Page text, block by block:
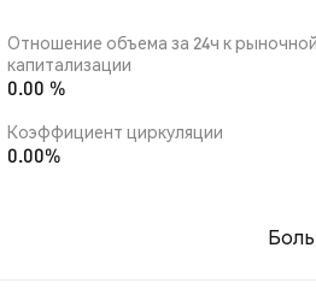
Отношение объема за 24ч к
капитализации
0.00 %
Коэффициент циркуляции
0.00%